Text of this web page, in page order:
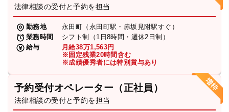
法律相談の受付と予約を担当
勤務地
永田町（永田町駅・赤坂見附駅すぐ）
業務時間
シフト制（1日8時間・週休2日制）
給与
月給38万1,563円
※固定残業20時間含む
※成績優秀者には特別賞与あり
予約受付オペレーター（正社員）
法律相談の受付と予約を担当